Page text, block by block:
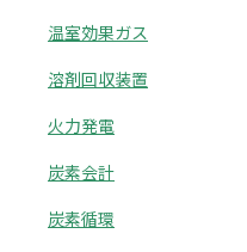
温室効果ガス
溶剤回収装置
火力発電
炭素会計
炭素循環